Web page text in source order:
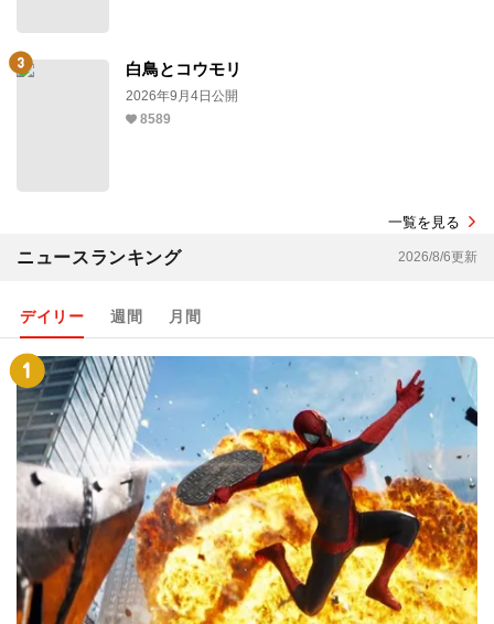
白鳥とコウモリ
2026年9月4日公開
8589
一覧を見る
ニュースランキング 2026/8/6更新
デイリー 週間 月間